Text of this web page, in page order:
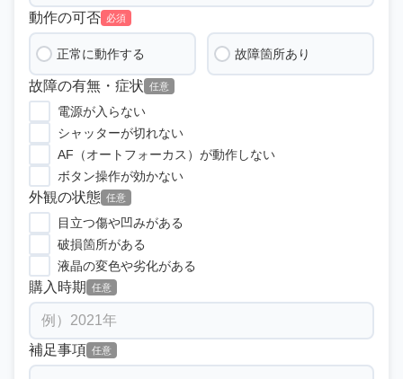
動作の可否 必須
正常に動作する 故障箇所あり
故障の有無・症状 任意
電源が入らない
シャッターが切れない
AF（オートフォーカス）が動作しない
ボタン操作が効かない
外観の状態 任意
目立つ傷や凹みがある
破損箇所がある
液晶の変色や劣化がある
購入時期 任意
補足事項 任意